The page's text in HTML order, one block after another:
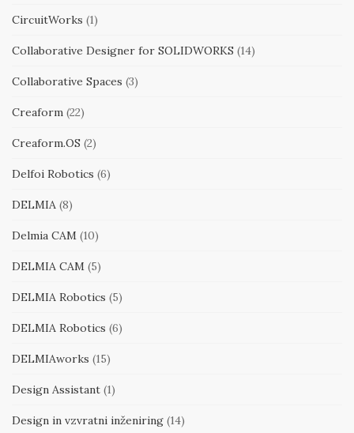
CircuitWorks (1)
Collaborative Designer for SOLIDWORKS (14)
Collaborative Spaces (3)
Creaform (22)
Creaform.OS (2)
Delfoi Robotics (6)
DELMIA (8)
Delmia CAM (10)
DELMIA CAM (5)
DELMIA Robotics (5)
DELMIA Robotics (6)
DELMIAworks (15)
Design Assistant (1)
Design in vzvratni inženiring (14)